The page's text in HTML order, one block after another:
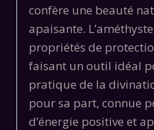
confère une beauté
apaisante.
propriétés de
faisant un outil idéal
pratique de la
pour sa part, connue
d’énergie positive et